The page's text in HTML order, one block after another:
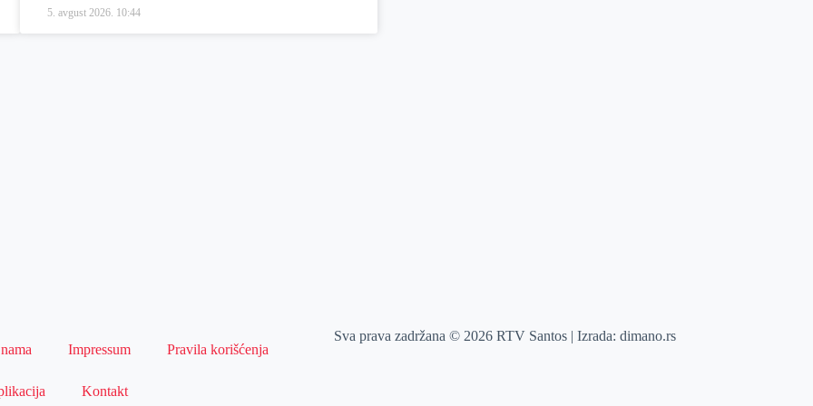
5. avgust 2026. 10:44
Impressum Pravila korišćenja
Kontakt
Sva prava zadržana © 2026 RTV Santos | Izrada:dimano.rs